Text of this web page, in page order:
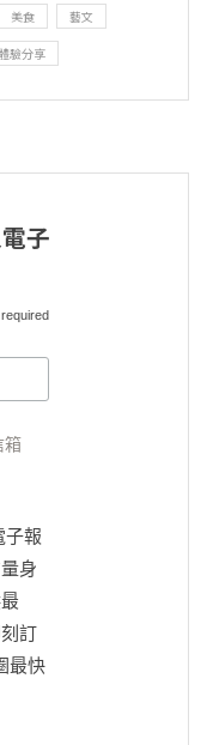
美食 藝文
驗分享
子
箱
子報
身
訂
最快